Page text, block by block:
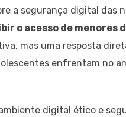
a segurança digital das
o acesso de menores
mas uma resposta
enfrentam no
digital ético e